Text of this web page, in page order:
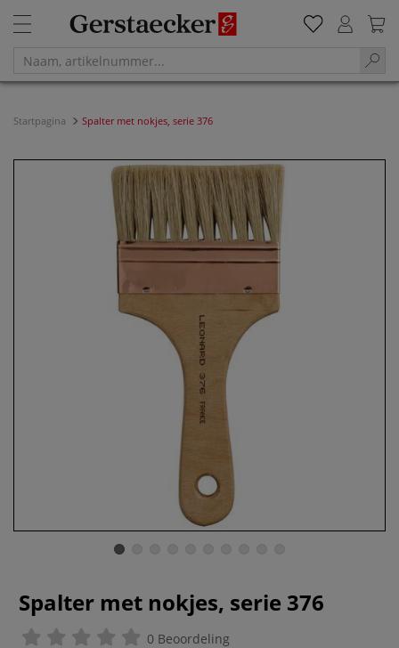
Startpagina Spalter met nokjes, serie 376
Spalter met nokjes, serie 376
0 Beoordeling